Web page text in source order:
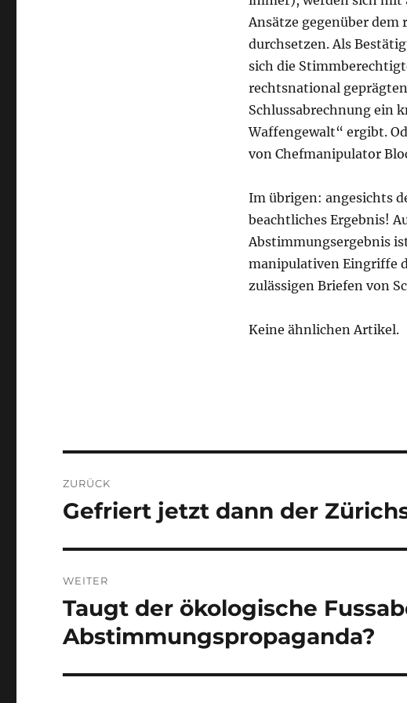
Ansätze gegenüber
durchsetzen. Als
sich die
rechtsnational
Schlussabrechnung ein
Waffengewalt“ ergibt.
von Chefmanipulator
Im übrigen: angesichts
beachtliches Ergebnis!
Abstimmungsergebnis
manipulativen Eingriffe
zulässigen Briefen von
Keine ähnlichen Artikel.
ZURÜCK
Vorheriger
Gefriert jetzt dann der
WEITER
Nächster
Beitrag:
Taugt der ökologische
Abstimmungspropaganda?